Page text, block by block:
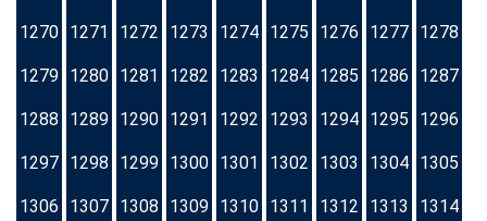
1270 1271 1272 1273 1274 1275 1276 1277 1278
1279 1280 1281 1282 1283 1284 1285 1286 1287
1288 1289 1290 1291 1292 1293 1294 1295 1296
1297 1298 1299 1300 1301 1302 1303 1304 1305
1306 1307 1308 1309 1310 1311 1312 1313 1314